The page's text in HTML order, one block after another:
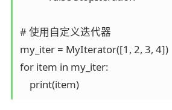
# 使用自定义迭代器
my_iter = MyIterator([1, 2, 3, 4])
for item in my_iter:
    print(item)